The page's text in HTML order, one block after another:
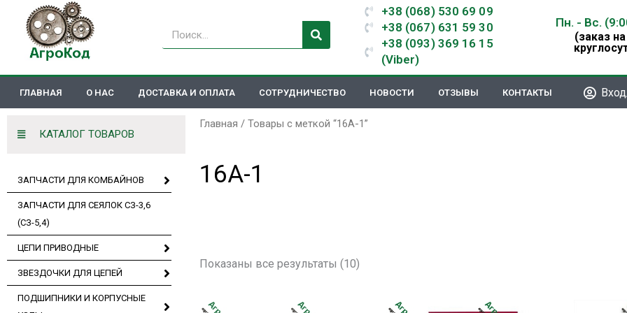
Перейти
содержимому
Поиск
+38 (068) 530 69 09
+38 (067) 631 59 30
+38 (093) 369 16 15
(Viber)
Пн. - Вс.
(заказ
ГЛАВНАЯ О НАС ДОСТАВКА И ОПЛАТА СОТРУДНИЧЕСТВО НОВОСТИ ОТЗЫВЫ КОНТАКТЫ
КАТАЛОГ ТОВАРОВ
ЗАПЧАСТИ ДЛЯ КОМБАЙНОВ
ЗАПЧАСТИ ДЛЯ СЕЯЛОК СЗ-3,6
(СЗ-5,4)
ЦЕПИ ПРИВОДНЫЕ
ЗВЕЗДОЧКИ ДЛЯ ЦЕПЕЙ
ПОДШИПНИКИ И КОРПУСНЫЕ
Главная / Товары с меткой “16А-1”
16А-1
Показаны все результаты (10)